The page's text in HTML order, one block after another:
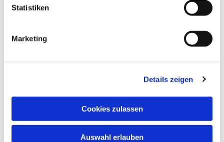
Statistiken
Marketing
Details zeigen
Cookies zulassen
Auswahl erlauben